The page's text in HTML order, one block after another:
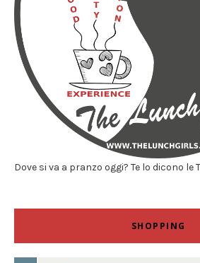
Dove si va a pranzo oggi? Te lo dicono le
SHOPPING